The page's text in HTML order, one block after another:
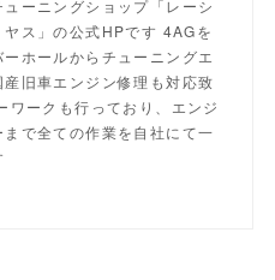
ーニングショップ「レーシ
ヤス」の公式HPです 4AGを
ーホールからチューニングエ
旧車エンジン修理も対応致
ワークも行っており、エンジ
で全ての作業を自社にて一